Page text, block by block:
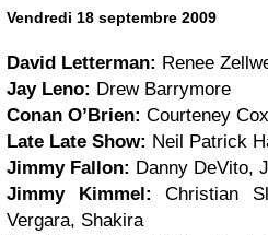
Vendredi 18 septembre 2009
David Letterman: Renee
Jay Leno: Drew Barrymore
Conan O’Brien: Courteney
Late Late Show: Neil Patrick
Jimmy Fallon: Danny DeVito,
Jimmy Kimmel: Christian
Vergara, Shakira